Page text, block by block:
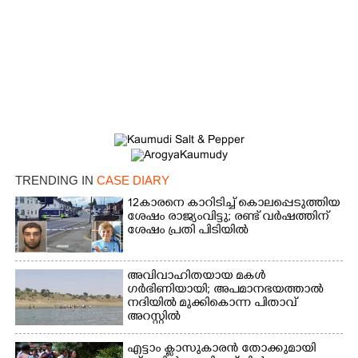
TRENDING IN CASE DIARY
12കാരനെ കാറിടിച്ച് കൊലപ്പെടുത്തിയ
ശേഷം രാജ്യംവിട്ടു; രണ്ട് വർഷത്തിന്
ശേഷം പ്രതി പിടിയിൽ
അവിവാഹിതയായ മകൾ
ഗർഭിണിയായി; അപമാനഭയത്താൽ
നദിയിൽ മുക്കികൊന്ന പിതാവ്
അറസ്റ്റിൽ
എട്ടാം ക്ളാസുകാരൻ തോക്കുമായി